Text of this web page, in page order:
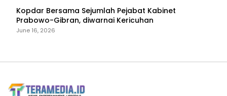
Kopdar Bersama Sejumlah Pejabat Kabinet
Prabowo-Gibran, diwarnai Kericuhan
June 16, 2026